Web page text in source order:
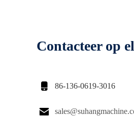
Contacteer op
 86-136-0619-3016
